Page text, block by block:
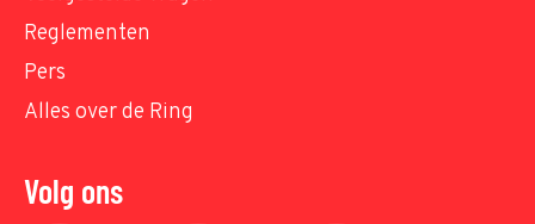
Reglementen
Pers
Alles over de Ring
Volg ons